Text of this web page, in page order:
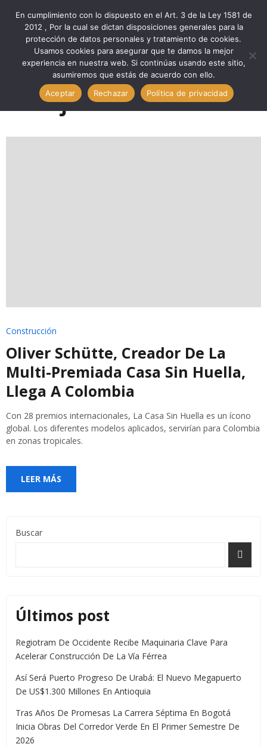
2023 Archives Jun Archives
Mes:junio 2023
Construcción
Oliver Schütte, Creador De La
Multi-Premiada Casa Sin Huella,
Llega A Colombia
Con 28 premios internacionales, La Casa Sin Huella es un ícono
global. Los diferentes modelos aplicados, servirían para Colombia
en zonas tropicales.
LEER MÁS
Buscar
Últimos post
Regiotram De Occidente Recibe Maquinaria Clave Para
Acelerar Construcción De La Vía Férrea
Así Será Puerto Progreso De Urabá: El Nuevo Megapuerto
De US$1.300 Millones En Antioquia
Tras Años De Promesas La Carrera Séptima En Bogotá
Inicia Obras Del Corredor Verde En El Primer Semestre De
2026
En cumplimiento con lo dispuesto en el Art. 3 de la Ley 1581 de
2012 , Por la cual se dictan disposiciones generales para la
protección de datos personales y tratamiento de cookies.
Usamos cookies para asegurar que te damos la mejor
experiencia en nuestra web. Si continúas usando este sitio,
asumiremos que estás de acuerdo con ello.
Aceptar
Rechazar Política de privacidad